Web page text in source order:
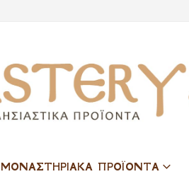
ΜΟΝΑΣΤΗΡΙΑΚΑ ΠΡΟΪΟΝΤΑ